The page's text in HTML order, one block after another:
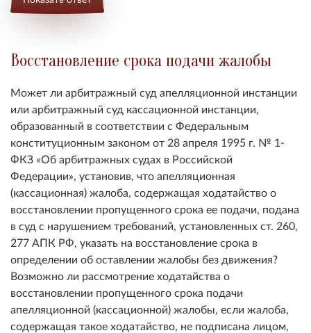
Восстановление срока подачи жалобы
Может ли арбитражный суд апелляционной инстанции
или арбитражный суд кассационной инстанции,
образованный в соответствии с Федеральным
конституционным законом от 28 апреля 1995 г. № 1-
ФКЗ «Об арбитражных судах в Российской
Федерации», установив, что апелляционная
(кассационная) жалоба, содержащая ходатайство о
восстановлении пропущенного срока ее подачи, подана
в суд с нарушением требований, установленных ст. 260,
277 АПК РФ, указать на восстановление срока в
определении об оставлении жалобы без движения?
Возможно ли рассмотрение ходатайства о
восстановлении пропущенного срока подачи
апелляционной (кассационной) жалобы, если жалоба,
содержащая такое ходатайство, не подписана лицом,